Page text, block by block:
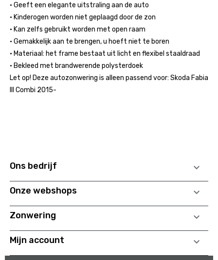
• Geeft een elegante uitstraling aan de auto
• Kinderogen worden niet geplaagd door de zon
• Kan zelfs gebruikt worden met open raam
• Gemakkelijk aan te brengen, u hoeft niet te boren
• Materiaal: het frame bestaat uit licht en flexibel staaldraad
• Bekleed met brandwerende polysterdoek
Let op! Deze autozonwering is alleen passend voor: Skoda Fabia
III Combi 2015-
Ons bedrijf 
Onze webshops 
Zonwering 
Mijn account 